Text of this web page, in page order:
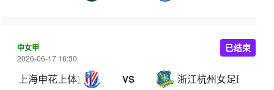
中女甲
2026-06-17 16:30
上海申花上体女足 VS 浙江杭州女足B队
已结束